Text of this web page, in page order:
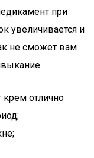
при
увеличивается и
не сможет вам
отлично